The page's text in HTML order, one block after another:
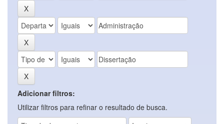
Adicionar filtros:
Utilizar filtros para refinar o resultado de busca.